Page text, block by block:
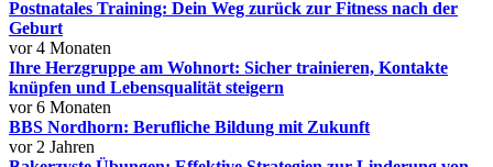
Postnatales Training: Dein Weg zurück zur Fitness nach der
Geburt
vor 4 Monaten
Ihre Herzgruppe am Wohnort: Sicher trainieren, Kontakte
knüpfen und Lebensqualität steigern
vor 6 Monaten
BBS Nordhorn: Berufliche Bildung mit Zukunft
vor 2 Jahren